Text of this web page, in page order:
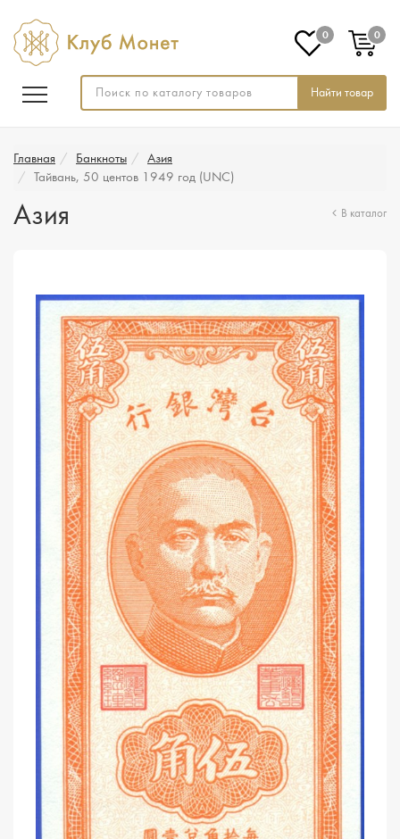
Найти товар
0 0
Главная Банкноты
Азия
Тайвань, 50 центов 1949 год (UNC)
Азия В каталог